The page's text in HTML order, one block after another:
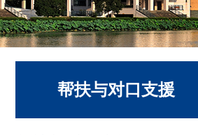
帮扶与对口支援